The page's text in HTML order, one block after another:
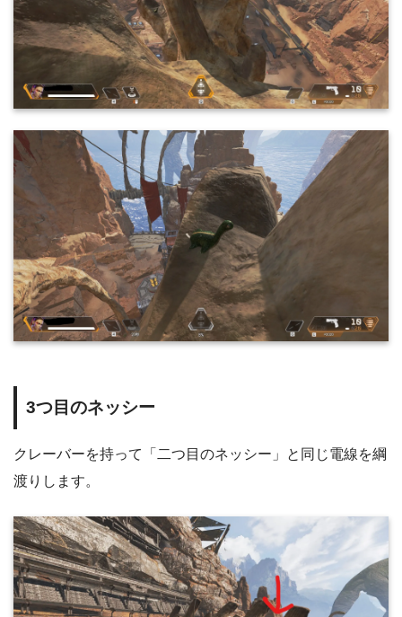
3つ目のネッシー
クレーバーを持って「二つ目のネッシー」と同じ電線を綱
渡りします。